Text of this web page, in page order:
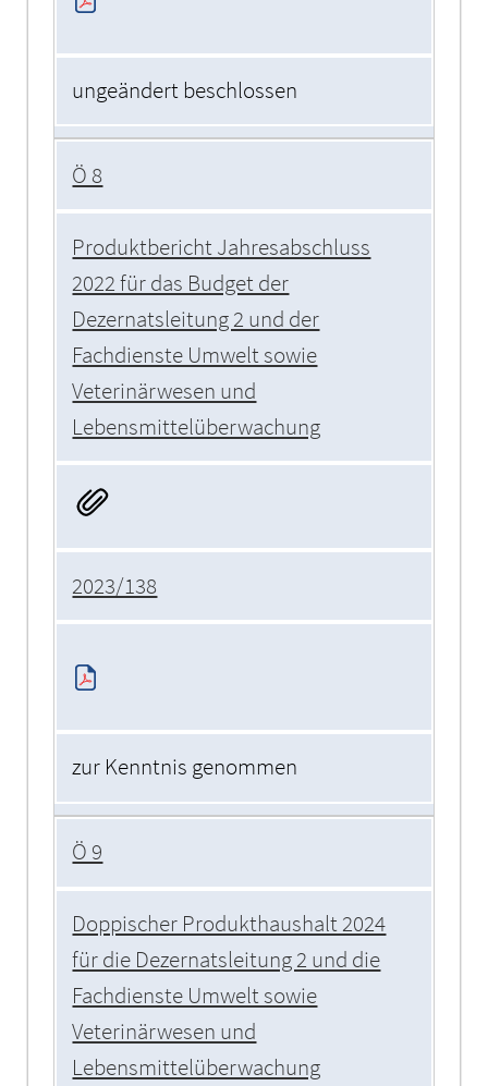
ungeändert beschlossen
Ö 8
Produktbericht Jahresabschluss
2022 für das Budget der
Dezernatsleitung 2 und der
Fachdienste Umwelt sowie
Veterinärwesen und
Lebensmittelüberwachung
2023/138
zur Kenntnis genommen
Ö 9
Doppischer Produkthaushalt 2024
für die Dezernatsleitung 2 und die
Fachdienste Umwelt sowie
Veterinärwesen und
Lebensmittelüberwachung